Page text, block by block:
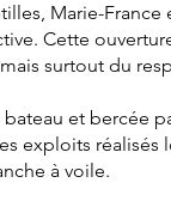
Marie-France
Cette
surtout du
bateau et bercée
exploits réalisés
à voile​.